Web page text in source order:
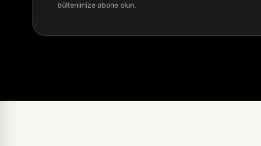
bültenimize abone olun.